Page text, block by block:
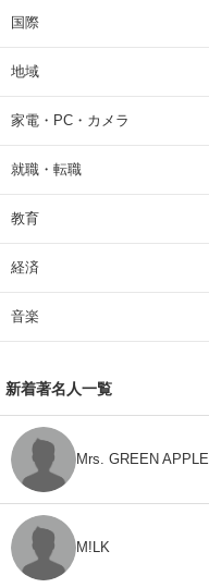
国際
地域
家電・PC・カメラ
就職・転職
教育
経済
音楽
新着著名人一覧
Mrs. GREEN APPLE
M!LK